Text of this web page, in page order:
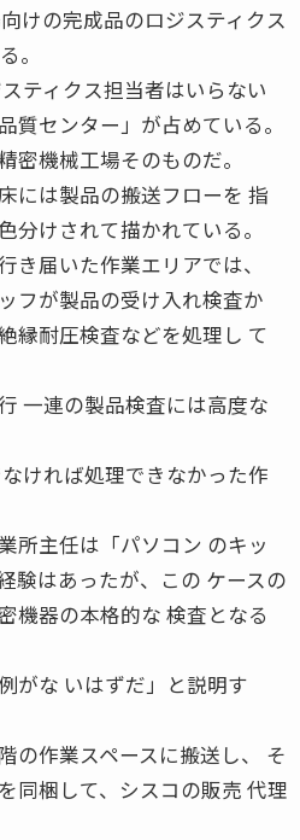
けの完成品のロジスティクス
。
ティクス担当者はいらない
質センター」が占めている。
密機械工場そのものだ。
には製品の搬送フローを 指
分けされて描かれている。
き届いた作業エリアでは、
フが製品の受け入れ検査か
縁耐圧検査などを処理し て
一連の製品検査には高度な
ければ処理できなかった作
所主任は「パソコン のキッ
験はあったが、この ケースの
機器の本格的な 検査となる
がな いはずだ」と説明す
の作業スペースに搬送し、 そ
同梱して、シスコの販売 代理